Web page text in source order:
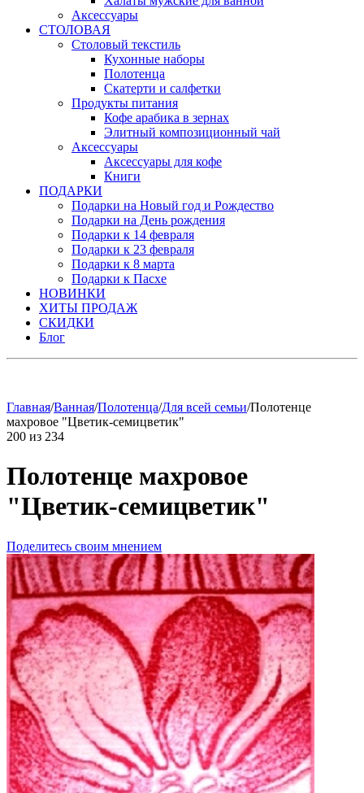
Аксессуары
СТОЛОВАЯ
Столовый текстиль
Кухонные наборы
Полотенца
Скатерти и салфетки
Продукты питания
Кофе арабика в зернах
Элитный композиционный чай
Аксессуары
Аксессуары для кофе
Книги
ПОДАРКИ
Подарки на Новый год и Рождество
Подарки на День рождения
Подарки к 14 февраля
Подарки к 23 февраля
Подарки к 8 марта
Подарки к Пасхе
НОВИНКИ
ХИТЫ ПРОДАЖ
СКИДКИ
Блог
Главная/Ванная/Полотенца/Для всей семьи/Полотенце
махровое "Цветик-семицветик"
200 из 234
Полотенце махровое
"Цветик-семицветик"
Поделитесь своим мнением